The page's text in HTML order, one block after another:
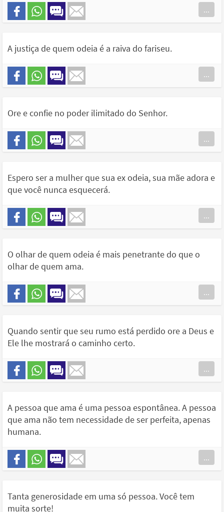
...
A justiça de quem odeia é a raiva do fariseu.
...
Ore e confie no poder ilimitado do Senhor.
...
Espero ser a mulher que sua ex odeia, sua mãe adora e
que você nunca esquecerá.
...
O olhar de quem odeia é mais penetrante do que o
olhar de quem ama.
...
Quando sentir que seu rumo está perdido ore a Deus e
Ele lhe mostrará o caminho certo.
...
A pessoa que ama é uma pessoa espontânea. A pessoa
que ama não tem necessidade de ser perfeita, apenas
humana.
...
Tanta generosidade em uma só pessoa. Você tem
muita sorte!